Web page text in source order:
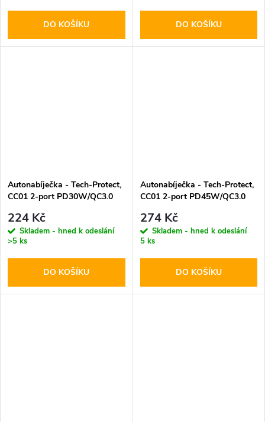
DO KOŠÍKU DO KOŠÍKU
Autonabíječka - Tech-Protect,
CC01 2-port PD30W/QC3.0
224 Kč
Skladem - hned k odeslání
>5 ks
DO KOŠÍKU
Autonabíječka - Tech-Protect,
CC01 2-port PD45W/QC3.0
274 Kč
Skladem - hned k odeslání
5 ks
DO KOŠÍKU